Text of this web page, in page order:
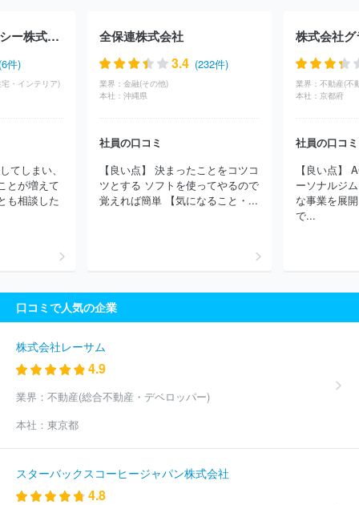
産業
株式会社アルテカ 株式会社シノケンプロデュース
大成有
楽不動産株式会社
株式会社アンビシャス
ＤＯＴＯＷＮ株式会社
株式会社デュアルタップ
式会社
プロパティエージェント株式会社 株式会社ＯＰＡ
小田
三菱地所株式会社 東電不動産株式会社
住友
会社ルミネ
株式会社東京日商エステム トーセイ株式会社
株式
会社青山メインランド
株式会社スペースライブラリ
オークラヤ
住宅株式会社
株式会社コスモスイニシア
シービーアールイー株
株式会社サンウッド
ビス
株式会社テーオーシー 株式会社ノア ほか(2245件)
テクノエフアンドシー株式会社
件)
・インテリア)
てしまい、
とが増えて
も相談した
全保連株式会社
3.4 (232件)
業界： 金融(その他)
本社： 沖縄県
社員の口コミ
【良い点】 決まったことをコツコ
ツとする ソフトを使ってやるので
覚えれば簡単 【気になること・...
株式会社
業界： 不動産(不
本社： 京都府
社員の口コミ
【良い点】
ーソナルジ
な事業を展
で...
口コミで人気の企業
株式会社レーサム
4.9
業界： 不動産(総合不動産・デベロッパー)
本社： 東京都
スターバックスコーヒージャパン株式会社
4.8